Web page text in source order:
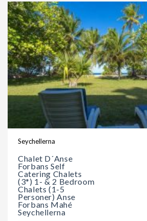
Seychellerna
Chalet D´Anse
Forbans Self
Catering Chalets
(3*) 1- & 2 Bedroom
Chalets (1-5
Personer) Anse
Forbans Mahé
Seychellerna